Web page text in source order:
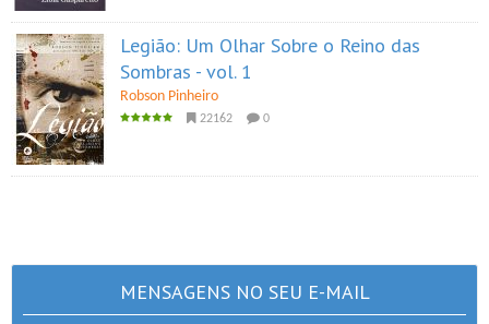
Legião: Um Olhar Sobre o Reino das
Sombras - vol. 1
Robson Pinheiro
22162 0
MENSAGENS NO SEU E-MAIL